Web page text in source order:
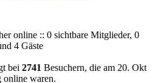
online :: 0 sichtbare Mitglieder, 0
4 Gäste
bei 2741 Besuchern, die am 20. Okt
online waren.